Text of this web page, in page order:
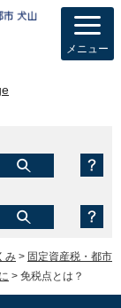
メニュー
み > 固定資産税・都市
> 免税点とは？